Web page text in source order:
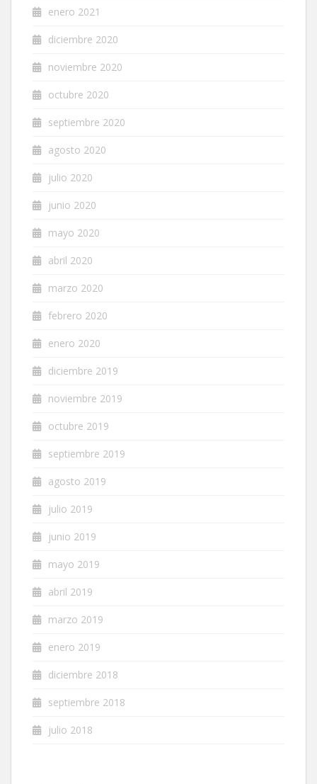
enero 2021
diciembre 2020
noviembre 2020
octubre 2020
septiembre 2020
agosto 2020
julio 2020
junio 2020
mayo 2020
abril 2020
marzo 2020
febrero 2020
enero 2020
diciembre 2019
noviembre 2019
octubre 2019
septiembre 2019
agosto 2019
julio 2019
junio 2019
mayo 2019
abril 2019
marzo 2019
enero 2019
diciembre 2018
septiembre 2018
julio 2018